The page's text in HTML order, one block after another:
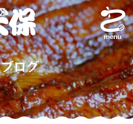
menu
ブログ